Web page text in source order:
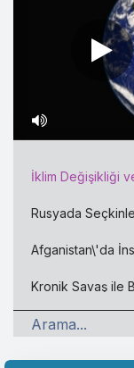
İklim Değişikliği
Rusyada
Afganistan\'da
Kronik Savaş ile
Ermenistanda
Değişim